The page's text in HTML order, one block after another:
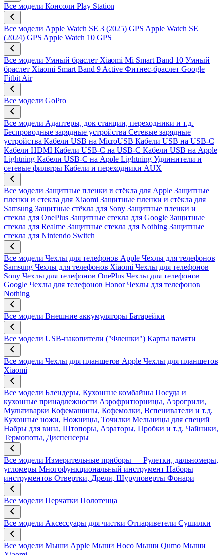
Все модели Консоли Play Station
Все модели Apple Watch SE 3 (2025) GPS Apple Watch SE
(2024) GPS Apple Watch 10 GPS
Все модели Умный браслет Xiaomi Mi Smart Band 10 Умный
браслет Xiaomi Smart Band 9 Active Фитнес-браслет Google
Fitbit Air
Все модели GoPro
Все модели Адаптеры, док станции, переходники и т.д.
Беспроводные зарядные устройства Сетевые зарядные
устройства Кабели USB на MicroUSB Кабели USB на USB-C
Кабели HDMI Кабели USB-C на USB-C Кабели USB на Apple
Lightning Кабели USB-C на Apple Lightning Удлинители и
сетевые фильтры Кабели и переходники AUX
Все модели Защитные пленки и стёкла для Apple Защитные
пленки и стекла для Xiaomi Защитные пленки и стёкла для
Samsung Защитные стёкла для Sony Защитные пленки и
стекла для OnePlus Защитные стекла для Google Защитные
стекла для Realme Защитные стекла для Nothing Защитные
стекла для Nintendo Switch
Все модели Чехлы для телефонов Apple Чехлы для телефонов
Samsung Чехлы для телефонов Xiaomi Чехлы для телефонов
Sony Чехлы для телефонов OnePlus Чехлы для телефонов
Google Чехлы для телефонов Honor Чехлы для телефонов
Nothing
Все модели Внешние аккумуляторы Батарейки
Все модели USB-накопители ("Флешки") Карты памяти
Все модели Чехлы для планшетов Apple Чехлы для планшетов
Xiaomi
Все модели Блендеры, Кухонные комбайны Посуда и
кухонные принадлежности Аэрофритюрницы, Аэрогрили,
Мультиварки Кофемашины, Кофемолки, Вспениватели и т.д.
Кухонные ножи, Ножницы, Точилки Мельницы для специй
Набры для вина, Штопоры, Аэраторы, Пробки и т.д. Чайники,
Термопоты, Диспенсеры
Все модели Измерительные приборы — Рулетки, дальномеры,
угломеры Многофункциональный инструмент Наборы
инструментов Отвертки, Дрели, Шуруповерты Фонари
Все модели Перчатки Полотенца
Все модели Аксессуары для чистки Отпариветели Сушилки
Все модели Мыши Apple Мыши Hoco Мыши Qumo Мыши